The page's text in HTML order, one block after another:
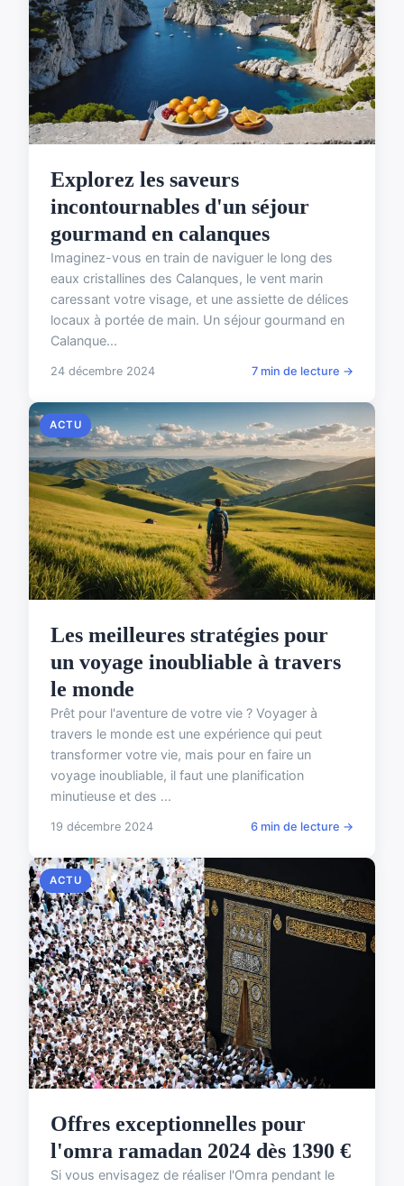
Explorez les saveurs
incontournables d'un séjour
gourmand en calanques
Imaginez-vous en train de naviguer le long des
eaux cristallines des Calanques, le vent marin
caressant votre visage, et une assiette de délices
locaux à portée de main. Un séjour gourmand en
Calanque...
24 décembre 2024 7 min de lecture →
ACTU
Les meilleures stratégies pour
un voyage inoubliable à travers
le monde
Prêt pour l'aventure de votre vie ? Voyager à
travers le monde est une expérience qui peut
transformer votre vie, mais pour en faire un
voyage inoubliable, il faut une planification
minutieuse et des ...
19 décembre 2024 6 min de lecture →
ACTU
Offres exceptionnelles pour
l'omra ramadan 2024 dès 1390 €
Si vous envisagez de réaliser l'Omra pendant le